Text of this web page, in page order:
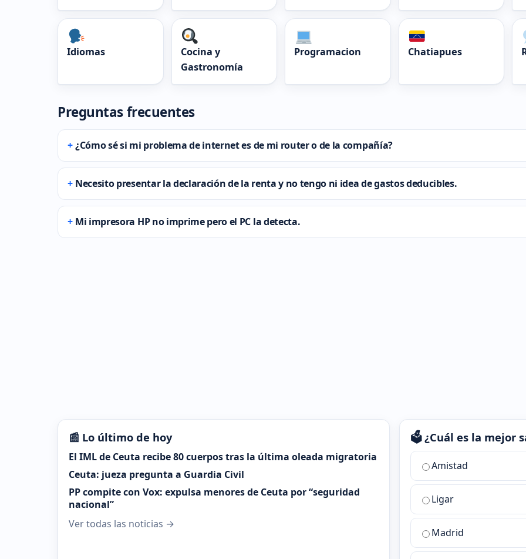
Idiomas
Cocina y
Gastronomía
Programacion Chatiapues
Preguntas frecuentes
¿Cómo sé si mi problema de internet es de mi router o de la compañía?
Necesito presentar la declaración de la renta y no tengo ni idea de gastos deducibles.
Mi impresora HP no imprime pero el PC la detecta.
📰 Lo último de hoy
El IML de Ceuta recibe 80 cuerpos tras la última oleada migratoria
Ceuta: jueza pregunta a Guardia Civil
PP compite con Vox: expulsa menores de Ceuta por “seguridad
nacional”
Ver todas las noticias →
🗳️ ¿Cuál es la mejor
¿Cuál
la
mejor
sala
chat
Amistad
Ligar
Madrid